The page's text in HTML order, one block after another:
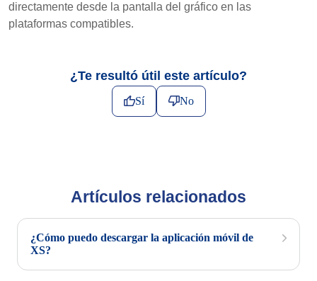
directamente desde la pantalla del gráfico en las
plataformas compatibles.
¿Te resultó útil este artículo?
Sí No
Artículos relacionados
¿Cómo puedo descargar la aplicación móvil de
XS?